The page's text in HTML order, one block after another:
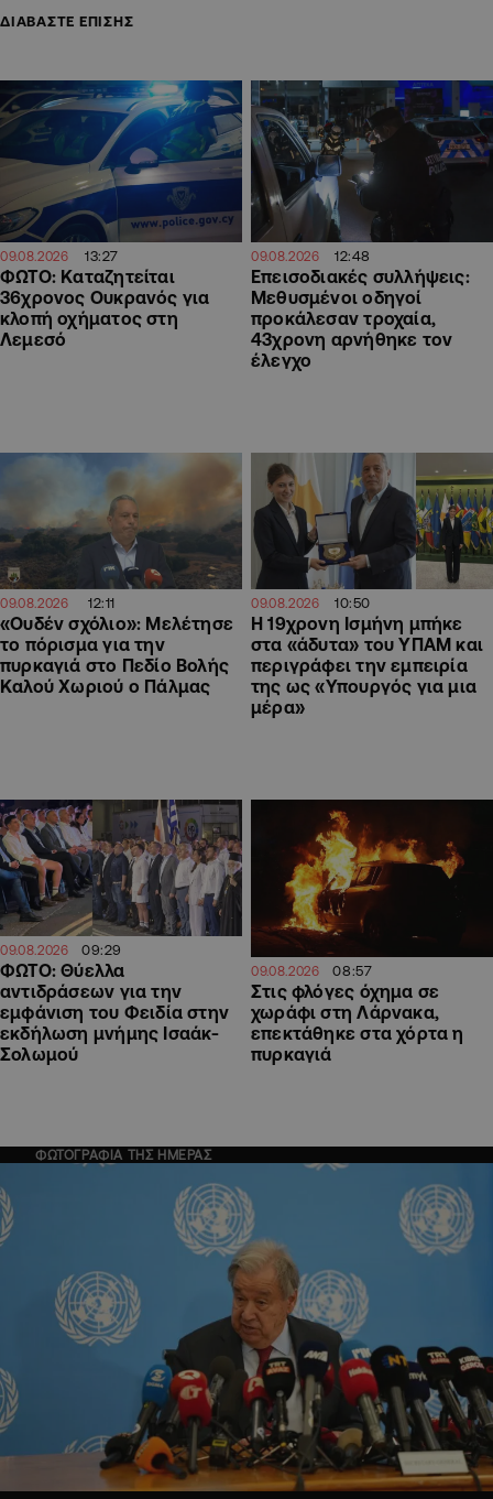
ΔΙΑΒΑΣΤΕ ΕΠΙΣΗΣ
09.08.2026 13:27
ΦΩΤΟ: Καταζητείται
36χρονος Ουκρανός για
κλοπή οχήματος στη
Λεμεσό
09.08.2026 12:48
Επεισοδιακές συλλήψεις:
Μεθυσμένοι οδηγοί
προκάλεσαν τροχαία,
43χρονη αρνήθηκε τον
έλεγχο
09.08.2026 12:11
«Ουδέν σχόλιο»: Μελέτησε
το πόρισμα για την
πυρκαγιά στο Πεδίο Βολής
Καλού Χωριού ο Πάλμας
09.08.2026 10:50
Η 19χρονη Ισμήνη μπήκε
στα «άδυτα» του ΥΠΑΜ και
περιγράφει την εμπειρία
της ως «Υπουργός για μια
μέρα»
09.08.2026 09:29
ΦΩΤΟ: Θύελλα
αντιδράσεων για την
εμφάνιση του Φειδία στην
εκδήλωση μνήμης Ισαάκ-
Σολωμού
09.08.2026 08:57
Στις φλόγες όχημα σε
χωράφι στη Λάρνακα,
επεκτάθηκε στα χόρτα η
πυρκαγιά
ΦΩΤΟΓΡΑΦΙΑ ΤΗΣ ΗΜΕΡΑΣ